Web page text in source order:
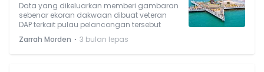
Data yang dikeluarkan memberi gambaran
sebenar ekoran dakwaan dibuat veteran
DAP terkait pulau pelancongan tersebut
Zarrah Morden ⋅ 3 bulan lepas